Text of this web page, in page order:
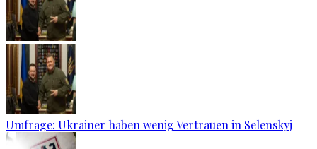
Umfrage: Ukrainer haben wenig Vertrauen in Selenskyj